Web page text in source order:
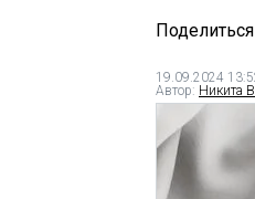
Поделиться
19.09.2024
Автор: Никита